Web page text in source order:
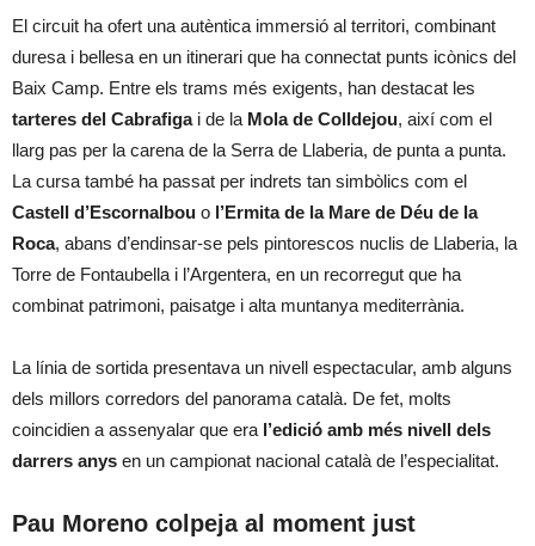
El circuit ha ofert una autèntica immersió al territori, combinant
duresa i bellesa en un itinerari que ha connectat punts icònics del
Baix Camp. Entre els trams més exigents, han destacat les
tarteres del Cabrafigai de la Mola de Colldejou, així com el
llarg pas per la carena de la Serra de Llaberia, de punta a punta.
La cursa també ha passat per indrets tan simbòlics com el
Castell d’Escornalbou o l’Ermita de la Mare de Déu de la
Roca, abans d’endinsar-se pels pintorescos nuclis de Llaberia, la
Torre de Fontaubella i l’Argentera, en un recorregut que ha
combinat patrimoni, paisatge i alta muntanya mediterrània.
La línia de sortida presentava un nivell espectacular, amb alguns
dels millors corredors del panorama català. De fet, molts
coincidien a assenyalar que era l’edició amb més nivell dels
darrers anys en un campionat nacional català de l’especialitat.
Pau Moreno colpeja al moment just